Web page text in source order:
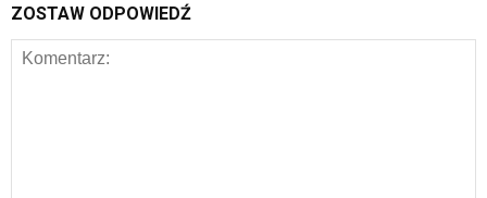
ZOSTAW ODPOWIEDŹ